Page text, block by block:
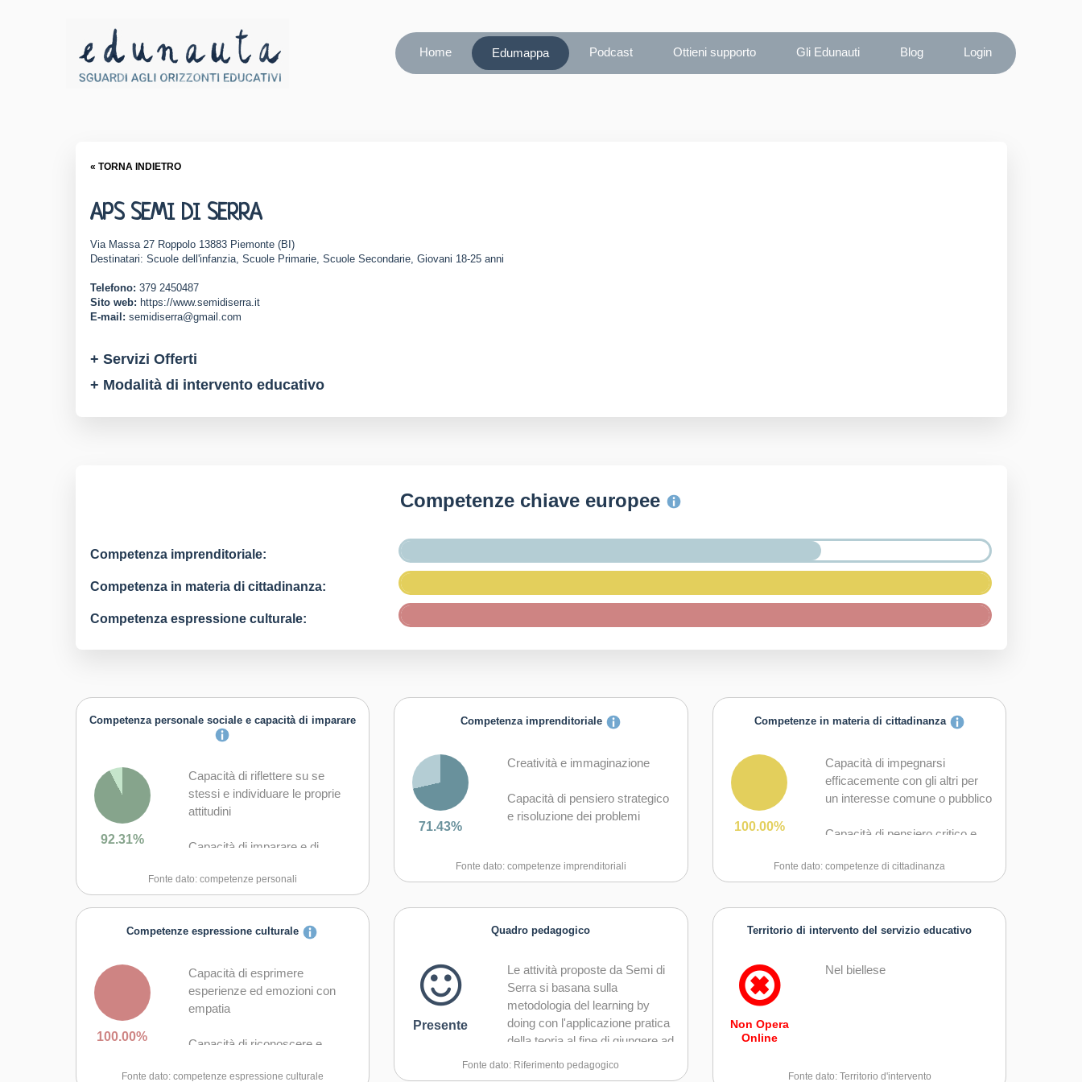
Home Edumappa Podcast Ottieni supporto Gli Edunauti Blog Login
« TORNA INDIETRO
APS SEMI DI SERRA
Via Massa 27 Roppolo 13883 Piemonte (BI)
Destinatari: Scuole dell'infanzia, Scuole Primarie, Scuole Secondarie, Giovani 18-25 anni
Telefono: 379 2450487
Sito web: https://www.semidiserra.it
E-mail: semidiserra@gmail.com
+ Servizi Offerti
+ Modalità di intervento educativo
Competenze chiave europee
Competenza imprenditoriale:
Competenza in materia di cittadinanza:
Competenza espressione culturale:
Competenza personale sociale e capacità di imparare
92.31%
Capacità di riflettere su se
stessi e individuare le proprie
attitudini
Capacità di imparare e di
collaborativa sia in maniera
autonoma
Capacità di lavorare con gli altri
Capacità di comunicare
costruttivamente in ambienti
provare empatia
Fonte dato: competenze personali
Competenza imprenditoriale
71.43%
Creatività e immaginazione
Capacità di pensiero strategico
e risoluzione dei problemi
costruttiva
Capacità di assumere l'iniziativa
Capacità di lavorare sia in
sia in maniera autonoma
Capacità di comunicare e
negoziare efficacemente con gli
altri
Fonte dato: competenze imprenditoriali
Competenze in materia di cittadinanza
100.00%
Capacità di impegnarsi
efficacemente con gli altri per
un interesse comune o pubblico
Capacità di pensiero critico e
dei problemi
Fonte dato: competenze di cittadinanza
Competenze espressione culturale
100.00%
Capacità di esprimere
esperienze ed emozioni con
empatia
Capacità di riconoscere e
Fonte dato: competenze espressione culturale
Quadro pedagogico
Presente
Le attività proposte da Semi di
Serra si basana sulla
metodologia del learning by
doing con l'applicazione pratica
della teoria al fine di giungere ad
un apprendimento significativo.
Fonte dato: Riferimento pedagogico
Territorio di intervento del servizio educativo
Non Opera
Online
Nel biellese
Fonte dato: Territorio d'intervento